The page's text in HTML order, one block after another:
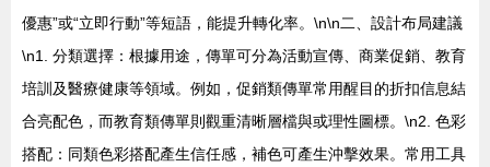
優惠”或“立即行動”等短語，能提升轉化率。\n\n二、設計布局建議
\n1. 分類選擇：根據用途，傳單可分為活動宣傳、商業促銷、教育
培訓及醫療健康等領域。例如，促銷類傳單常用醒目的折扣信息結
合亮配色，而教育類傳單則觀重清晰層檔與或理性圖標。\n2. 色彩
搭配：同類色彩搭配產生信任感，補色可產生沖擊效果。常用工具